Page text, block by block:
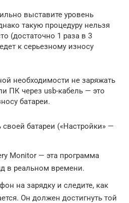
выставите уровень
такую процедуру нельзя
(достаточно 1 раза в 3
к серьезному износу
необходимости не заряжать
ПК через usb-кабель — это
батареи.
своей батареи («Настройки» —
Monitor — эта программа
в реальном времени.
на зарядку и следите, как
Он должен достигнуть той